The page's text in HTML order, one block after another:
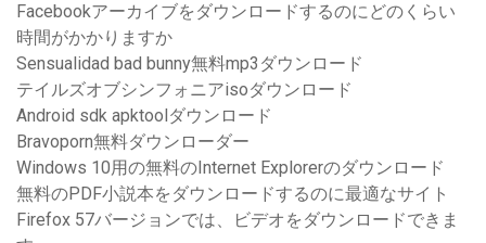
Facebookアーカイブをダウンロードするのにどのくらい
時間がかかりますか
Sensualidad bad bunny無料mp3ダウンロード
テイルズオブシンフォニアisoダウンロード
Android sdk apktoolダウンロード
Bravoporn無料ダウンローダー
Windows 10用の無料のInternet Explorerのダウンロード
無料のPDF小説本をダウンロードするのに最適なサイト
Firefox 57バージョンでは、ビデオをダウンロードできま